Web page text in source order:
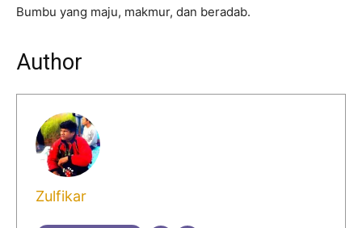
Bumbu yang maju, makmur, dan beradab.
Author
Zulfikar